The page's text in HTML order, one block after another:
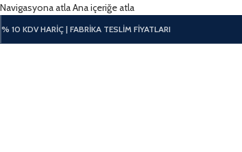
Navigasyona atlaAna içeriğe atla
% 10 KDV HARİÇ | FABRİKA TESLİM FİYATLARI